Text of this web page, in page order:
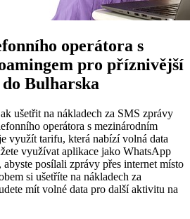
operátora s
pro příznivější
Bulharska
ušetřit na nákladech za SMS zprávy
operátora s mezinárodním
využít tarifu, která nabízí volná data
využívat aplikace jako WhatsApp
abyste posílali zprávy přes internet místo
si ušetříte na nákladech za
mít volné data pro další aktivitu na